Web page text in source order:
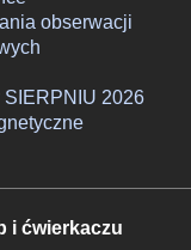
obserwacji
2026
i ćwierkaczu